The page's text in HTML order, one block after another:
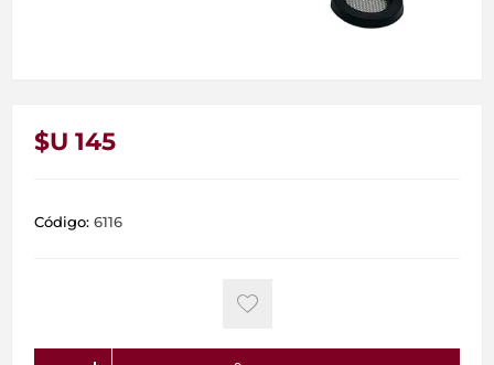
$U 145
Código: 6116